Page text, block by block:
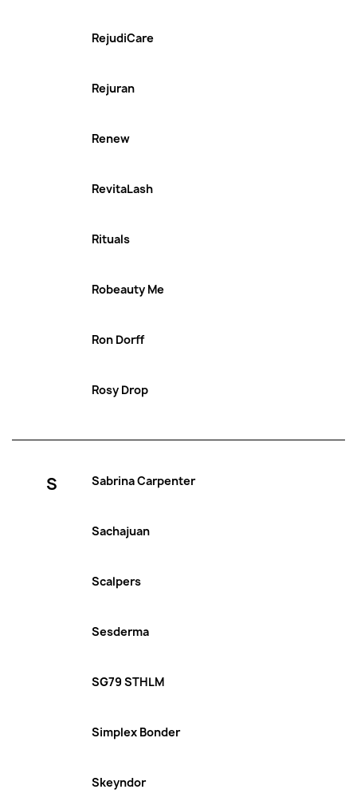
RejudiCare
Rejuran
Renew
RevitaLash
Rituals
Robeauty Me
Ron Dorff
Rosy Drop
S Sabrina Carpenter
Sachajuan
Scalpers
Sesderma
SG79 STHLM
Simplex Bonder
Skeyndor